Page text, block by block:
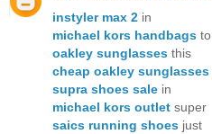
instyler max 2 in
michael kors handbags to
oakley sunglasses this
cheap oakley sunglasses
supra shoes sale in
michael kors outlet super
saics running shoes just